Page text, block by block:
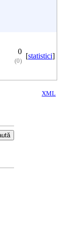
0
(0)
[statistici]
XML